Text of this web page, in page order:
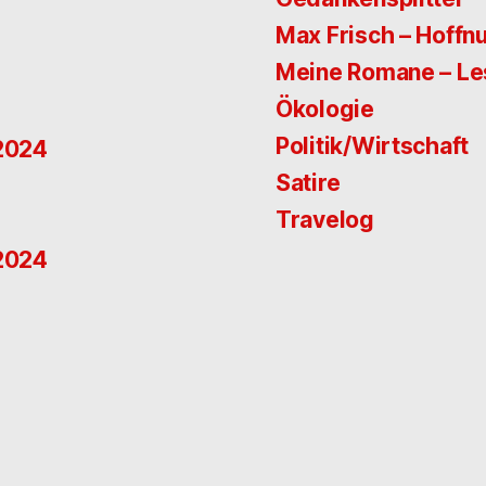
Max Frisch –
Meine Romane –
Ökologie
Politik/Wirtschaft
Satire
Travelog